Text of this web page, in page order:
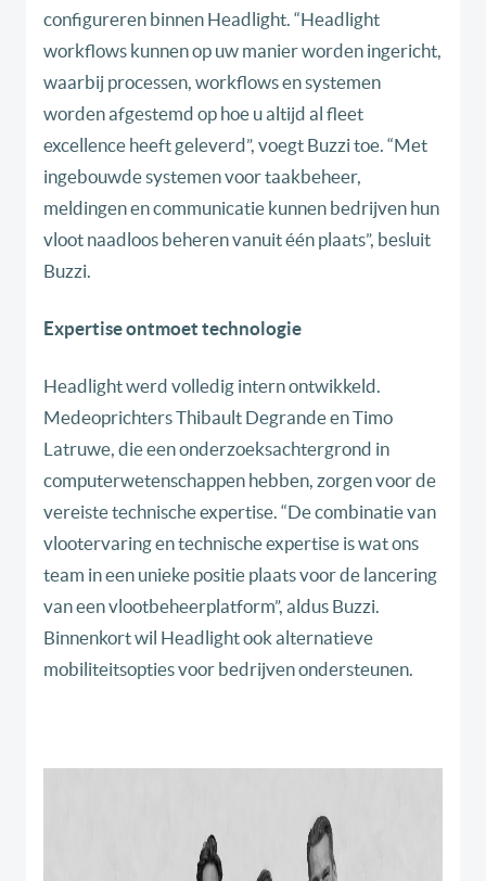
configureren binnen Headlight. “Headlight
workflows kunnen op uw manier worden ingericht,
waarbij processen, workflows en systemen
worden afgestemd op hoe u altijd al fleet
excellence heeft geleverd”, voegt Buzzi toe. “Met
ingebouwde systemen voor taakbeheer,
meldingen en communicatie kunnen bedrijven hun
vloot naadloos beheren vanuit één plaats”, besluit
Buzzi.
Expertise ontmoet technologie
Headlight werd volledig intern ontwikkeld.
Medeoprichters Thibault Degrande en Timo
Latruwe, die een onderzoeksachtergrond in
computerwetenschappen hebben, zorgen voor de
vereiste technische expertise. “De combinatie van
vlootervaring en technische expertise is wat ons
team in een unieke positie plaats voor de lancering
van een vlootbeheerplatform”, aldus Buzzi.
Binnenkort wil Headlight ook alternatieve
mobiliteitsopties voor bedrijven ondersteunen.